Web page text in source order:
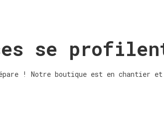
se
! Notre boutique est en chantier